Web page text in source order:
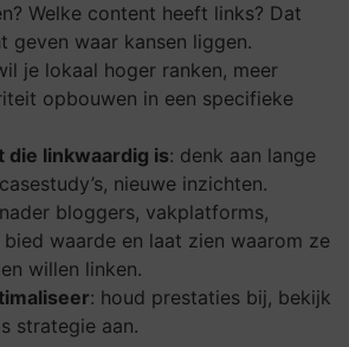
Welke content heeft links? Dat
geven waar kansen liggen.
je lokaal hoger ranken, meer
opbouwen in een specifieke
die linkwaardig is: denk aan lange
nieuwe inzichten.
bloggers, vakplatforms,
bied waarde en laat zien waarom ze
willen linken.
: houd prestaties bij, bekijk
strategie aan.